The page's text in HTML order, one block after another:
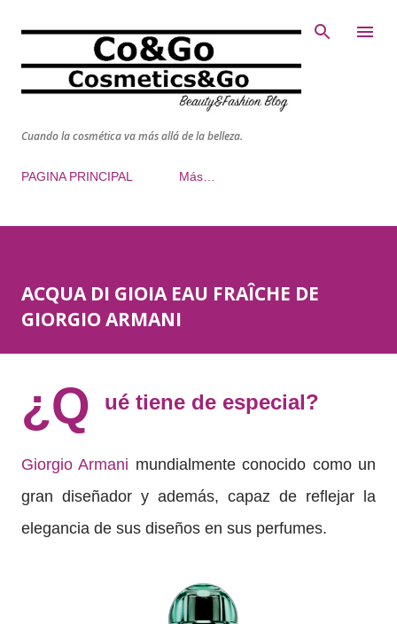
Cuando la cosmética va más allá de la belleza.
PAGINA PRINCIPAL Más…
ACQUA DI GIOIA EAU FRAÎCHE DE
GIORGIO ARMANI
¿Q ué tiene de especial?
Giorgio Armani mundialmente conocido como un
gran diseñador y además, capaz de reflejar la
elegancia de sus diseños en sus perfumes.